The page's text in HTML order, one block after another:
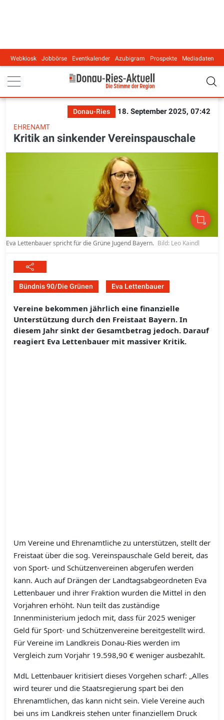
Main navigation
Webkiosk Jobbörse Eventkalender Azubigram Prospekte Mediadaten
Donau-Ries
18. September 2025, 07:42
EHRENAMT
Kritik an sinkender Vereinspauschale
Eva Lettenbauer spricht für die Grüne Jugend Bayern. Bild: Leo Kaindl
Bündnis 90/Die Grünen Eva Lettenbauer
Vereine bekommen jährlich eine finanzielle
Unterstützung durch den Freistaat Bayern. In
diesem Jahr sinkt der Gesamtbetrag jedoch. Darauf
reagiert Eva Lettenbauer mit massiver Kritik.
Um Vereine und Ehrenamtliche zu unterstützen, stellt der
Freistaat über die sog. Vereinspauschale Geld bereit, das
von Sport- und Schützenvereinen abgerufen werden
kann. Auch auf Drängen der Landtagsabgeordneten Eva
Lettenbauer und ihrer Fraktion wurden die Mittel in den
Vorjahren erhöht. Nun teilt das zuständige
Innenministerium jedoch mit, dass für 2025 weniger
Geld für Sport- und Schützenvereine bereitgestellt wird.
Für Vereine im Landkreis Donau-Ries werden im
Vergleich zum Vorjahr 19.598,90 € weniger ausbezahlt.
MdL Lettenbauer kritisiert dieses Vorgehen scharf: „Alles
wird teurer und die Staatsregierung spart bei den
Ehrenamtlichen, das kann nicht sein. Viele Vereine auch
bei uns im Landkreis stehen unter finanziellem Druck